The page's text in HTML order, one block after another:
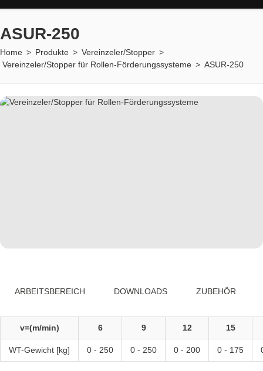
ASUR-250
Home > Produkte > Vereinzeler/Stopper >
Vereinzeler/Stopper für Rollen-Förderungssysteme > ASUR-250
ARBEITSBEREICH DOWNLOADS ZUBEHÖR
v=(m/min) 6 9 12 15
WT-Gewicht [kg] 0 - 250 0 - 250 0 - 200 0 - 175